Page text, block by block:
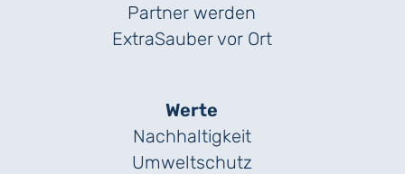
Partner werden
ExtraSauber vor Ort
Werte
Nachhaltigkeit
Umweltschutz